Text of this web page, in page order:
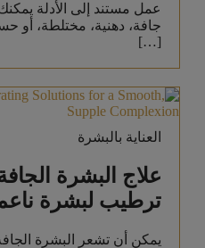
عمل مستند إلى الأدلة
جافة، دهنية، مختلطة، أو
[…]
العناية بالبشرة
علاج البشرة
ترطيب لبشرة
يمكن أن تشعر البشرة